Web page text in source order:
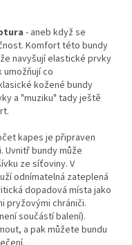
- aneb když se
Komfort této bundy
navyšují elastické prvky
co
kožené bundy
a "muziku" tady ještě
kapes je připraven
bundy může
ze síťoviny. V
odnímatelná zateplená
dopadová místa jako
pryžovými chrániči.
součástí balení).
a pak můžete bundu